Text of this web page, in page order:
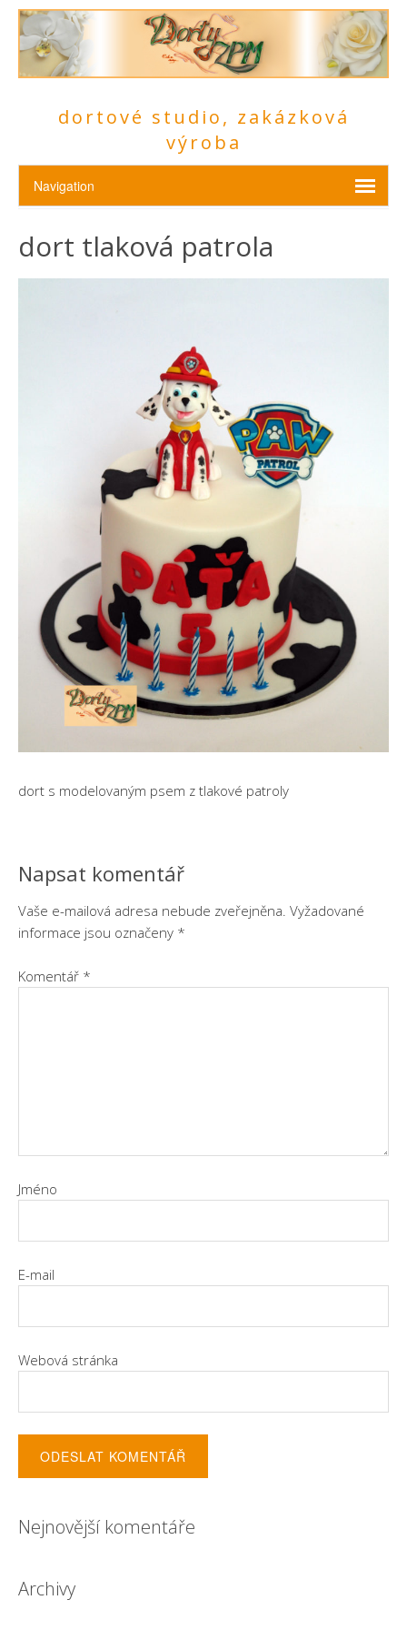
dortové studio, zakázková
výroba
dort tlaková patrola
dort s modelovaným psem z tlakové patroly
Napsat komentář
Vaše e-mailová adresa nebude zveřejněna. Vyžadované
informace jsou označeny *
Komentář *
Jméno
E-mail
Webová stránka
Nejnovější komentáře
Archivy